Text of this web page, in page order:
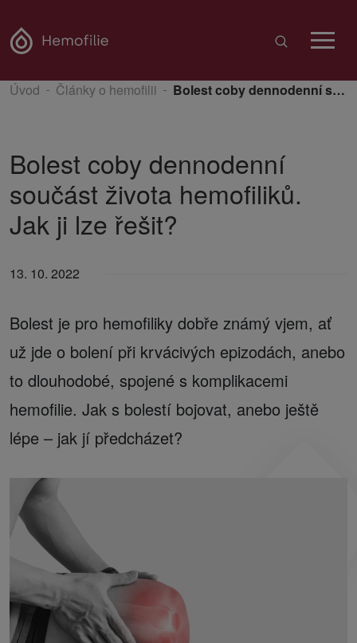
Úvod Články o hemofilii Bolest coby dennodenní součást života hemofiliků. Jak ji lze řešit?
Bolest coby dennodenní
součást života hemofiliků.
Jak ji lze řešit?
13. 10. 2022
Bolest je pro hemofiliky dobře známý vjem, ať
už jde o bolení při krvácivých epizodách, anebo
to dlouhodobé, spojené s komplikacemi
hemofilie. Jak s bolestí bojovat, anebo ještě
lépe – jak jí předcházet?